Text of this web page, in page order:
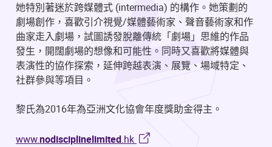
她特別著迷於跨媒體式 (intermedia) 的構作。她策劃的
劇場創作，喜歡引介視覺/媒體藝術家、聲音藝術家和作
曲家走入劇場，試圖誘發脫離傳統「劇場」思維的作品
發生，開闊劇場的想像和可能性。同時又喜歡將媒體與
表演性的協作探索，延伸跨越表演、展覽、場域特定、
社群參與等項目。
黎氏為2016年為亞洲文化協會年度獎助金得主。
www.nodisciplinelimited.hk